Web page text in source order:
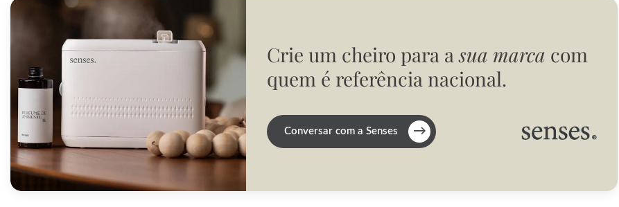
Crie um cheiro para asua marca com
quem é referência nacional.
Conversar com a Senses →